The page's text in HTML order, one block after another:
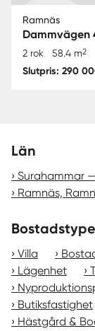
Ramnäs
Dammvägen
2 rok 58.4 m2
Slutpris: 290
Län
Surahammar
Ramnäs,
Villa
Lägenhet
Butiksfastighet
Hästgård &